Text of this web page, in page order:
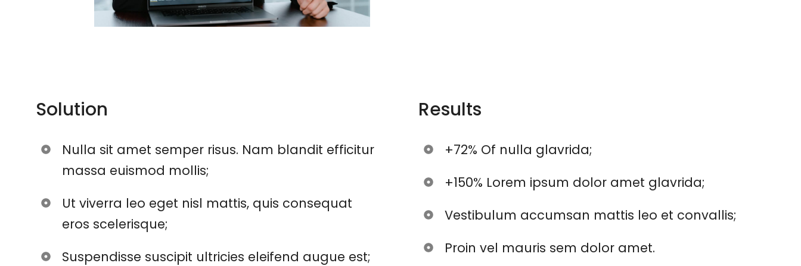
Solution
Nulla sit amet semper risus. Nam blandit efficitur
massa euismod mollis;
Ut viverra leo eget nisl mattis, quis consequat
eros scelerisque;
Suspendisse suscipit ultricies eleifend augue est;
Results
+72% Of nulla glavrida;
+150% Lorem ipsum dolor amet glavrida;
Vestibulum accumsan mattis leo et convallis;
Proin vel mauris sem dolor amet.